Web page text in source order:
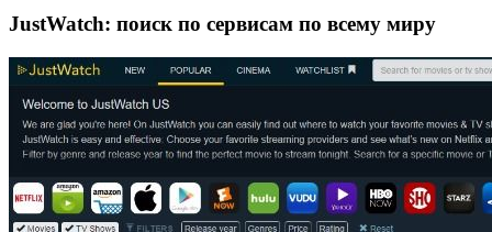
JustWatch: поиск по сервисам по всему миру